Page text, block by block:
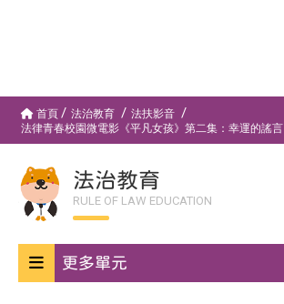
首頁 法治教育
法扶影音
法律青春校園微電影《平凡女孩》第二集：幸運的謠言
法治教育
RULE OF LAW EDUCATION
更多單元